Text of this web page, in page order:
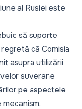
al Rusiei este
să suporte
că Comisia
asupra utilizării
suverane
pe aspectele